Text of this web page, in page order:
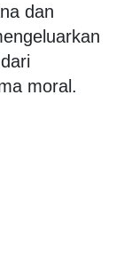
dan
moral.